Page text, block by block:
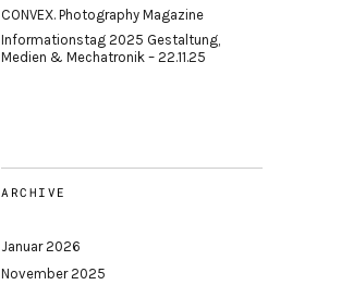
CONVEX. Photography Magazine
Informationstag 2025 Gestaltung,
Medien & Mechatronik – 22.11.25
ARCHIVE
Januar 2026
November 2025